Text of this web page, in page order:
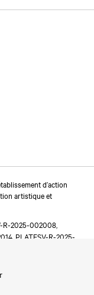
d’action
artistique et
R-2025-002008,
PLATESV-R-2025-